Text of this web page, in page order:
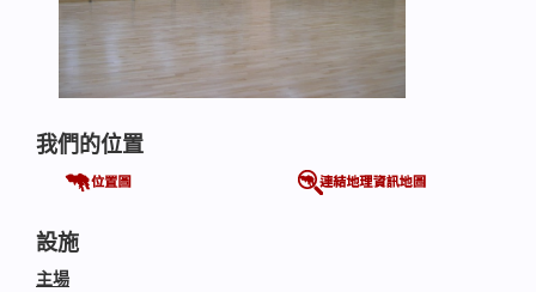
我們的位置
設施
主場